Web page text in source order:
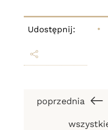
Udostępnij:
poprzednia